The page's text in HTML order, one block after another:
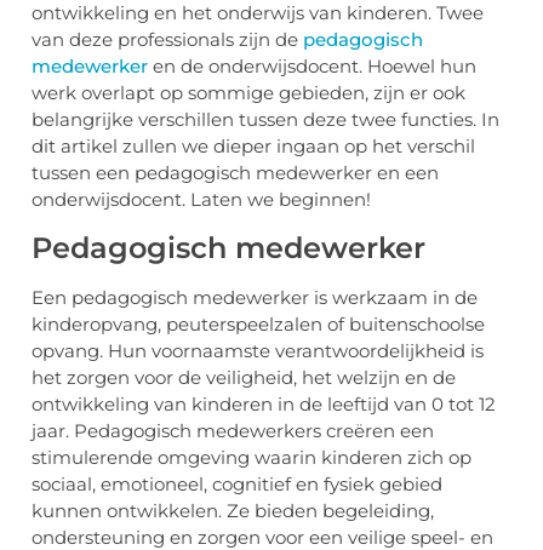
ontwikkeling en het onderwijs van kinderen. Twee
van deze professionals zijn de pedagogisch
medewerker en de onderwijsdocent. Hoewel hun
werk overlapt op sommige gebieden, zijn er ook
belangrijke verschillen tussen deze twee functies. In
dit artikel zullen we dieper ingaan op het verschil
tussen een pedagogisch medewerker en een
onderwijsdocent. Laten we beginnen!
Pedagogisch medewerker
Een pedagogisch medewerker is werkzaam in de
kinderopvang, peuterspeelzalen of buitenschoolse
opvang. Hun voornaamste verantwoordelijkheid is
het zorgen voor de veiligheid, het welzijn en de
ontwikkeling van kinderen in de leeftijd van 0 tot 12
jaar. Pedagogisch medewerkers creëren een
stimulerende omgeving waarin kinderen zich op
sociaal, emotioneel, cognitief en fysiek gebied
kunnen ontwikkelen. Ze bieden begeleiding,
ondersteuning en zorgen voor een veilige speel- en